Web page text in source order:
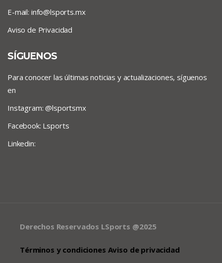
E-mail: info@lsports.mx
Aviso de Privacidad
SÍGUENOS
Para conocer las últimas noticias y actualizaciones, síguenos
en
Instagram: @lsportsmx
Facebook: Lsports
Linkedin:
Derechos Reservados LSports @2025
Términos y condiciones Aviso de privacidad